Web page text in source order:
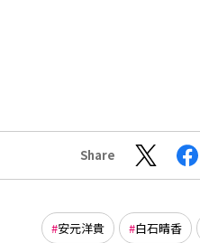
Share
安元洋貴 白石晴香